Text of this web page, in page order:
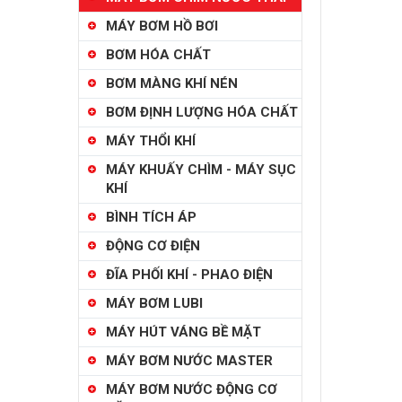
MÁY BƠM HỒ BƠI
BƠM HÓA CHẤT
BƠM MÀNG KHÍ NÉN
BƠM ĐỊNH LƯỢNG HÓA CHẤT
MÁY THỔI KHÍ
MÁY KHUẤY CHÌM - MÁY SỤC
KHÍ
BÌNH TÍCH ÁP
ĐỘNG CƠ ĐIỆN
ĐĨA PHỐI KHÍ - PHAO ĐIỆN
MÁY BƠM LUBI
MÁY HÚT VÁNG BỀ MẶT
MÁY BƠM NƯỚC MASTER
MÁY BƠM NƯỚC ĐỘNG CƠ